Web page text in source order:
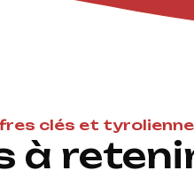
clés et
à